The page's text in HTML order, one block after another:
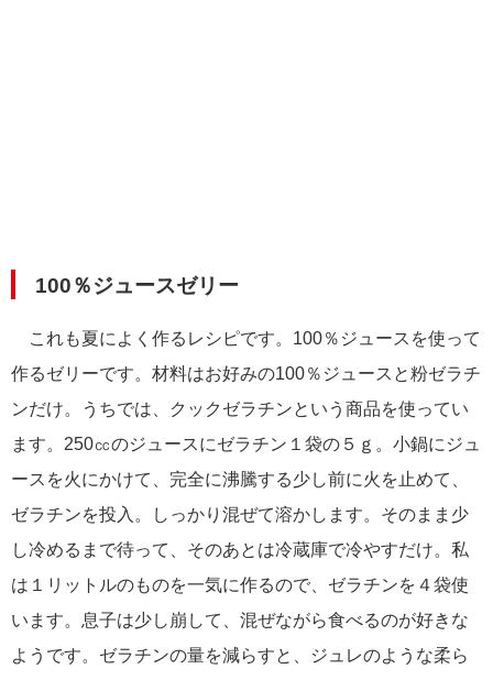
100％ジュースゼリー
これも夏によく作るレシピです。100％ジュースを使って
作るゼリーです。材料はお好みの100％ジュースと粉ゼラチ
ンだけ。うちでは、クックゼラチンという商品を使ってい
ます。250㏄のジュースにゼラチン１袋の５ｇ。小鍋にジュ
ースを火にかけて、完全に沸騰する少し前に火を止めて、
ゼラチンを投入。しっかり混ぜて溶かします。そのまま少
し冷めるまで待って、そのあとは冷蔵庫で冷やすだけ。私
は１リットルのものを一気に作るので、ゼラチンを４袋使
います。息子は少し崩して、混ぜながら食べるのが好きな
ようです。ゼラチンの量を減らすと、ジュレのような柔ら